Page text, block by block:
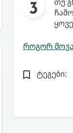
როგორ
ტეგები: